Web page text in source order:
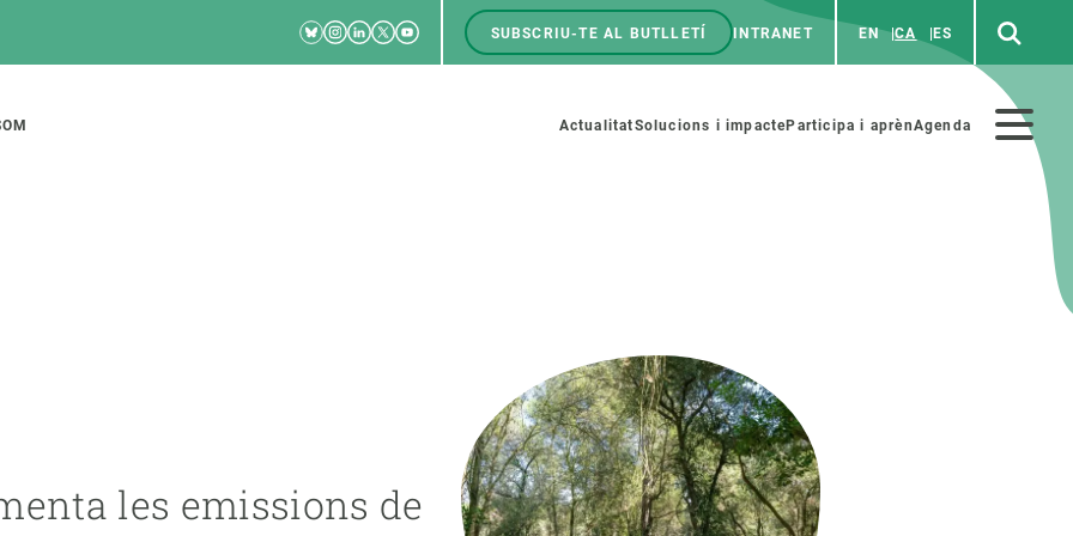
RRSS
Bluesky
Instagram
Linkedin
TwitterYoutube
Menú
SUBSCRIU-TE AL BUTLLETÍ INTRANET EN CA ES
Menú
ActualitatSolucions i impacteParticipa i aprènAgenda
les emissions de
ecosistemes Política i gestió
Demana la teva MSCA-PF
Demana la teva beca ERC
PARTICIPA
Ciència i art
Fes ciència amb nosaltres
Materials educatius
COL·LABORA
Agenda
Esdeveniments anteriors
Actualitat
Notícies